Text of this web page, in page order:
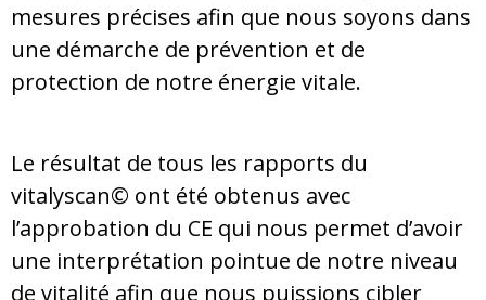
mesures précises afin que nous soyons dans
une démarche de prévention et de
protection de notre énergie vitale.
Le résultat de tous les rapports du
vitalyscan© ont été obtenus avec
l’approbation du CE qui nous permet d’avoir
une interprétation pointue de notre niveau
de vitalité afin que nous puissions cibler